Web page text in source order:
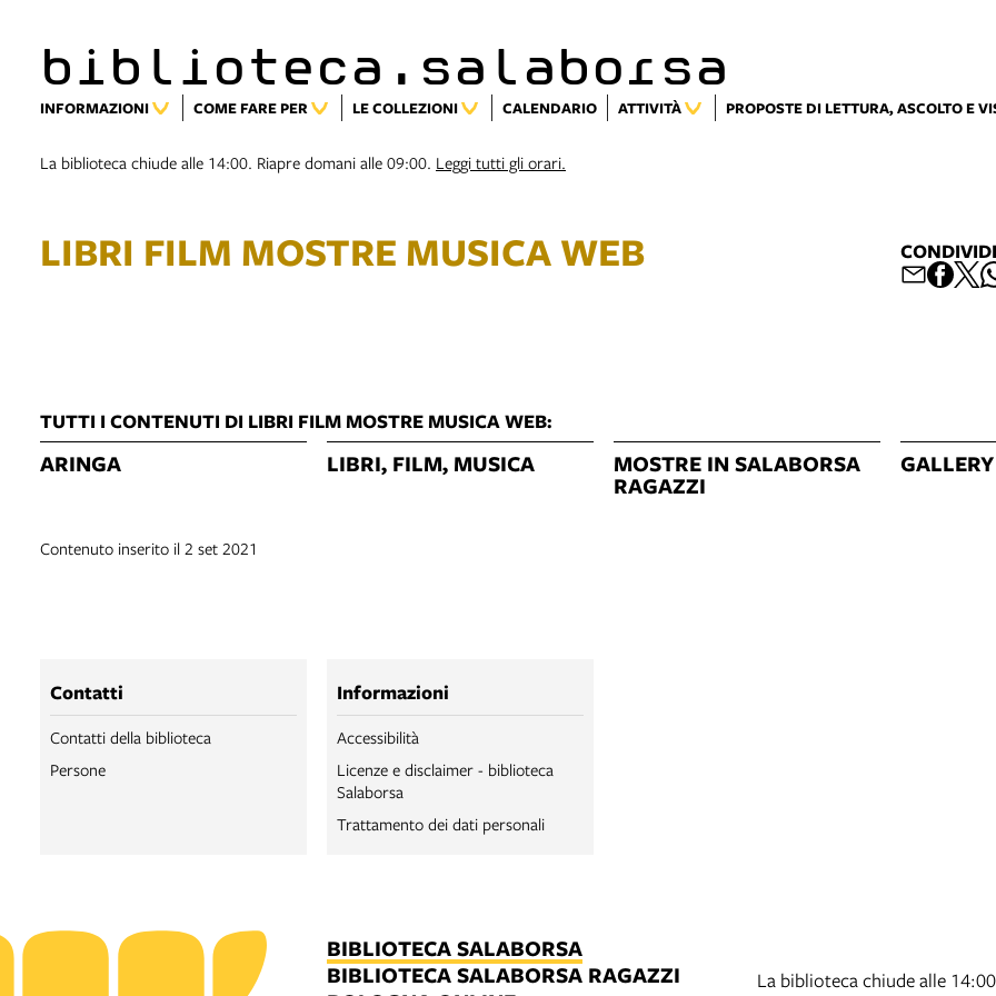
biblioteca.salaborsa
INFORMAZIONI COME FARE PER LE COLLEZIONI CALENDARIO ATTIVITÀ PROPOSTE DI LETTURA, ASCOLTO E
La biblioteca chiude alle 14:00. Riapre domani alle 09:00. Leggi tutti gli orari.
LIBRI FILM MOSTRE MUSICA WEB CONDIVIDI
TUTTI I CONTENUTI DI LIBRI FILM MOSTRE MUSICA WEB:
ARINGA LIBRI, FILM, MUSICA MOSTRE IN SALABORSA
RAGAZZI
Contenuto inserito il 2 set 2021
Contatti
Contatti della biblioteca
Persone
Informazioni
Accessibilità
Licenze e disclaimer - biblioteca
Salaborsa
Trattamento dei dati personali
BIBLIOTECA SALABORSA
BIBLIOTECA SALABORSA RAGAZZI
La biblioteca chiude alle